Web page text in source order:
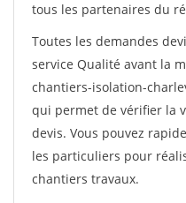
tous les partenaires du
Toutes les demandes
service Qualité avant la
chantiers-isolation-
qui permet de vérifier la
devis. Vous pouvez
les particuliers pour
chantiers travaux.